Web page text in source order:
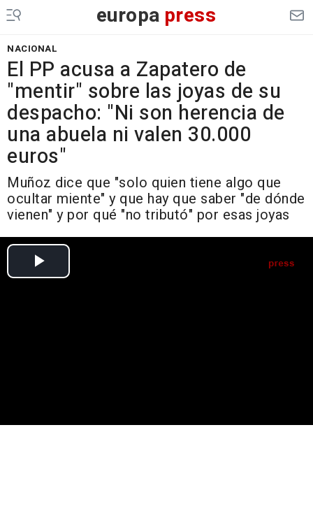
europa press
NACIONAL
El PP acusa a Zapatero de
"mentir" sobre las joyas de su
despacho: "Ni son herencia de
una abuela ni valen 30.000
euros"
Muñoz dice que "solo quien tiene algo que
ocultar miente" y que hay que saber "de dónde
vienen" y por qué "no tributó" por esas joyas